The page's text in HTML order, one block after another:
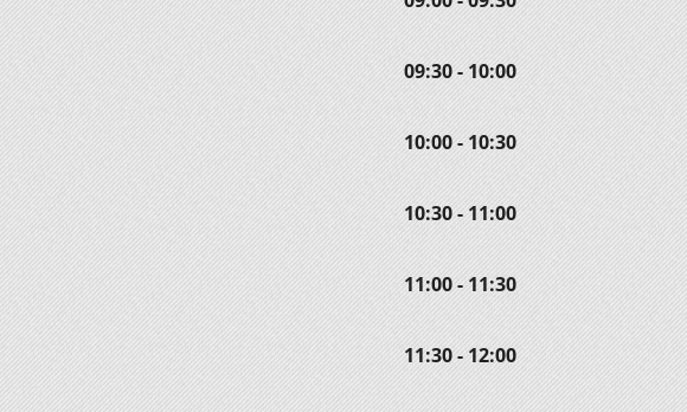
09:30 - 10:00
10:00 - 10:30
10:30 - 11:00
11:00 - 11:30
11:30 - 12:00